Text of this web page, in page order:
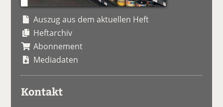
Auszug aus dem aktuellen Heft
Heftarchiv
Abonnement
Mediadaten
Kontakt